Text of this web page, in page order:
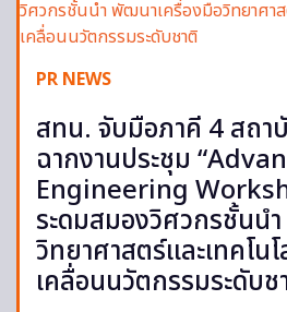
PR NEWS
สทน. จับมือภาคี 4 สถา
ฉากงานประชุม
Engineering
ระดมสมองวิศวกรชั้นน
วิทยาศาสตร์และเทคโน
เคลื่อนนวัตกรรมระดับช